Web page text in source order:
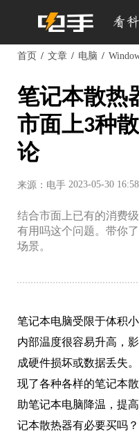
首页 文章 电脑
笔记本散热
市面上3种
论
来源：电手 2023-05-30 16:58
结合市面上已有的消费
有用吗这个问题。带你
场景。
笔记本电脑受限于体积
内部温度很容易升高，
成硬件损坏或数据丢失
现了各种各样的笔记本
助笔记本电脑降温，提
记本散热器有必要买吗